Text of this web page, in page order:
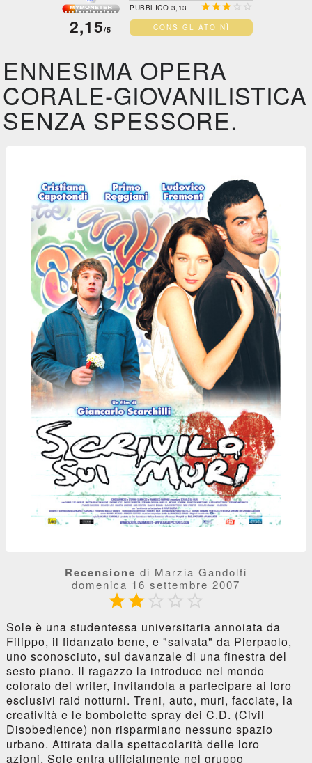
2,15/5
PUBBLICO 3,13   
CONSIGLIATO NÌ
ENNESIMA OPERA
CORALE-GIOVANILISTICA
SENZA SPESSORE.
Recensione di Marzia Gandolfi
domenica 16 settembre 2007
   
Sole è una studentessa universitaria annoiata da
Filippo, il fidanzato bene, e "salvata" da Pierpaolo,
uno sconosciuto, sul davanzale di una finestra del
sesto piano. Il ragazzo la introduce nel mondo
colorato dei writer, invitandola a partecipare ai loro
esclusivi raid notturni. Treni, auto, muri, facciate, la
creatività e le bombolette spray dei C.D. (Civil
Disobedience) non risparmiano nessuno spazio
urbano. Attirata dalla spettacolarità delle loro
azioni, Sole entra ufficialmente nel gruppo